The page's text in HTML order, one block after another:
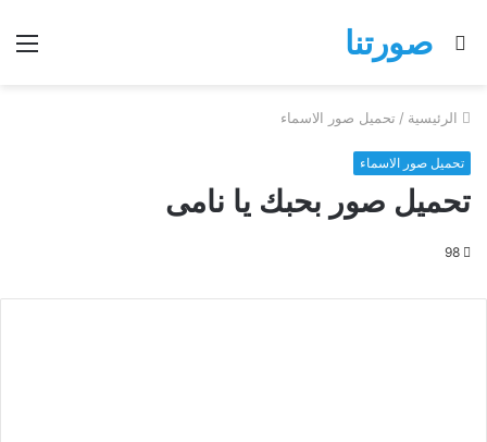
صورتنا
بحث
الرئيسية / تحميل صور الاسماء
تحميل صور الاسماء
تحميل صور بحبك يا نامى
98